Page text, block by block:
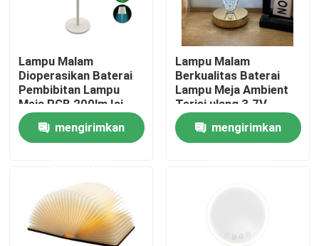
Tur Pabrik
Kontrol kualitas
Permintaan Penawaran
Lampu Kerja LED Portabel
Lampu Malam
Dioperasikan Baterai
Pembibitan Lampu
Meja RGB 200lm Isi
Ulang
mengirimkan
Lampu Malam
Berkualitas Baterai
Lampu Meja Ambient
Terisi ulang 3.7V
1200mA
mengirimkan